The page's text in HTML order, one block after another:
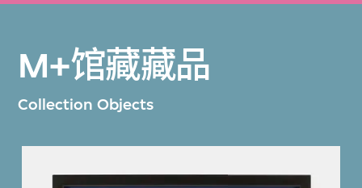
M+馆藏藏品
Collection Objects